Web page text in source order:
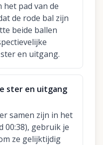
het pad van de
de rode bal zijn
beide ballen
en uitgang.
ster en uitgang
samen zijn in het
00:38), gebruik je
ze gelijktijdig